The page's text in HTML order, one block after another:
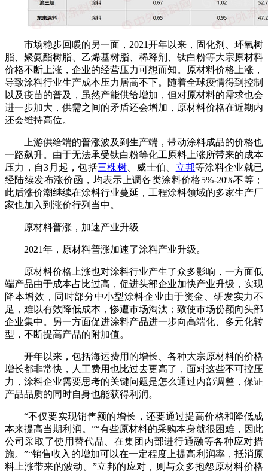
市场稳步回暖的另一面，2021开年以来，固化剂、环氧树
脂、聚氨酯树脂、乙烯基树脂、稀释剂、钛白粉等大宗原材料
价格不断上涨，企业的经营压力可想而知。原材料价格上涨，
导致涂料行业生产成本压力居高不下。随着全球疫情得到控制
以及疫苗的普及，虽然产能供给增加，但对原材料的需求也会
进一步加大，供需之间的矛盾还会增加，原材料价格在近期内
还会维持高位。
上游供给端的普涨波及到生产端，带动涂料成品的价格也
一路飙升。由于无法承受钛白粉等化工原料上涨所带来的成本
压力，自3月起，包括三棵树 、威士伯、 立邦等涂料企业就已
经陆续发布涨价函，均表示上调各类涂料价格5%-20%不等；
此后涨价潮继续在涂料行业蔓延，工程涂料领域的多家生产厂
家也加入到涨价行列当中。
原材料普涨，加速产业升级
2021年，原材料普涨加速了涂料产业升级。
原材料价格上涨也对涂料行业产生了众多影响，一方面低
端产品由于成本占比过高，促进头部企业加快产业升级，实现
降本增效，同时部分中小型涂料企业由于资金、研发实力不
足，难以有效降低成本，惨遭市场淘汰；致使市场份额向头部
企业集中。另一方面促进涂料产品进一步向高端化、多元化转
型，不断提高产品的附加值。
开年以来，包括海运费用的增长、各种大宗原材料的价格
增长都非常快，人工费用也比过去更高了，面对这些不可控压
力，涂料企业需要思考的关键问题是怎么通过内部调整，保证
产品品质的同时自身也能获得利润。
“不仅要实现销售额的增长，还要通过提高价格和降低成
本来提高当期利润。”“有些原材料的采购本身就很困难，因此
公司采取了使用替代品、在集团内部进行通融等各种应对措
施。”“销售收入的增加可以在一定程度上提高利润率，抵消原
料上涨带来的波动。”立邦的应对，则与众多抱怨原材料价格